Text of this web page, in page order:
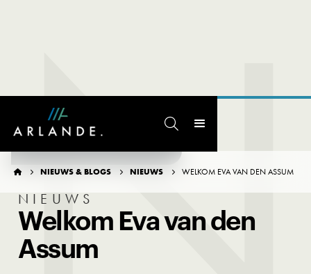

  NIEUWS & BLOGS  NIEUWS  WELKOM EVA VAN DEN ASSUM
NIEUWS
Welkom Eva van den
Assum